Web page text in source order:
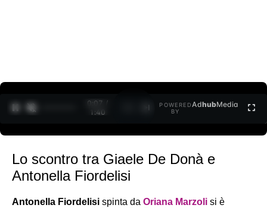
0:08 /
1:40
POWERED
BY
AdhubMedia
Lo scontro tra Giaele De Donà e
Antonella Fiordelisi
Antonella Fiordelisi spinta da Oriana Marzoli si è